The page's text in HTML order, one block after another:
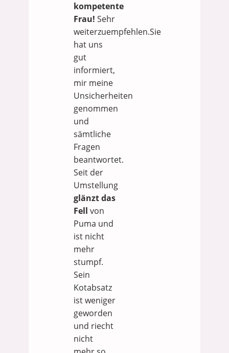
kompetente
Frau! Sehr
weiterzuempfehlen.Sie
hat uns
gut
informiert,
mir meine
Unsicherheiten
genommen
und
sämtliche
Fragen
beantwortet.
Seit der
Umstellung
glänzt das
Fell von
Puma und
ist nicht
mehr
stumpf.
Sein
Kotabsatz
ist weniger
geworden
und riecht
nicht